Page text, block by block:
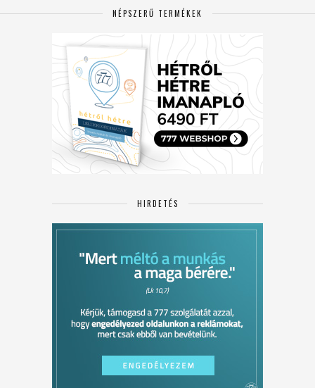
NÉPSZERŰ TERMÉKEK
HIRDETÉS